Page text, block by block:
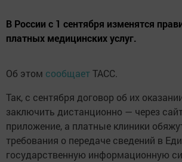
В России с 1 сентября изменятся
платных медицинских услуг.
Об этом сообщаетТАСС.
Так, с сентября договор об их
заключить дистанционно — через
приложение, а платные клиники
требования о передаче сведений в
государственную информационную